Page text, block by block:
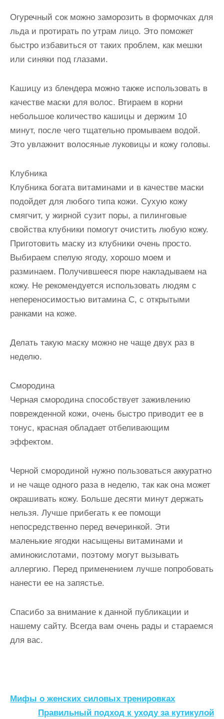
Огуречный сок можно заморозить в формочках для
льда и протирать по утрам лицо. Это поможет
быстро избавиться от таких проблем, как мешки
или синяки под глазами.
Кашицу из блендера можно также использовать в
качестве маски для волос. Втираем в корни
небольшое количество кашицы и держим 10
минут, после чего тщательно промываем водой.
Это увлажнит волосяные луковицы и кожу головы.
Клубника
Клубника богата витаминами и в качестве маски
подойдет для любого типа кожи. Сухую кожу
смягчит, у жирной сузит поры, а пилинговые
свойства клубники помогут очистить любую кожу.
Приготовить маску из клубники очень просто.
Выбираем спелую ягоду, хорошо моем и
разминаем. Получившееся пюре накладываем на
кожу. Не рекомендуется использовать людям с
непереносимостью витамина С, с открытыми
ранками на коже.
Делать такую маску можно не чаще двух раз в
неделю.
Смородина
Черная смородина способствует заживлению
поврежденной кожи, очень быстро приводит ее в
тонус, красная обладает отбеливающим
эффектом.
Черной смородиной нужно пользоваться аккуратно
и не чаще одного раза в неделю, так как она может
окрашивать кожу. Больше десяти минут держать
нельзя. Лучше прибегать к ее помощи
непосредственно перед вечеринкой. Эти
маленькие ягодки насыщены витаминами и
аминокислотами, поэтому могут вызывать
аллергию. Перед применением лучше попробовать
нанести ее на запястье.
Спасибо за внимание к данной публикации и
нашему сайту. Всегда вам очень рады и стараемся
для вас.
Н
Мифы о женских силовых тренировках
Правильный подход к уходу за кутикулой